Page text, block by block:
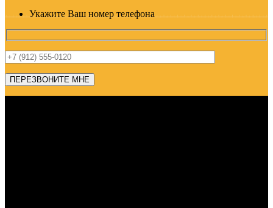
Укажите Ваш номер телефона